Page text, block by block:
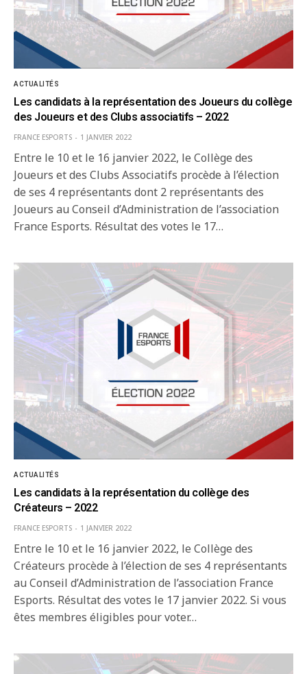
ACTUALITÉS
Les candidats à la représentation des Joueurs du collège
des Joueurs et des Clubs associatifs – 2022
FRANCE ESPORTS 1 JANVIER 2022
Entre le 10 et le 16 janvier 2022, le Collège des
Joueurs et des Clubs Associatifs procède à l’élection
de ses 4 représentants dont 2 représentants des
Joueurs au Conseil d’Administration de l’association
France Esports. Résultat des votes le 17…
ACTUALITÉS
Les candidats à la représentation du collège des
Créateurs – 2022
FRANCE ESPORTS 1 JANVIER 2022
Entre le 10 et le 16 janvier 2022, le Collège des
Créateurs procède à l’élection de ses 4 représentants
au Conseil d’Administration de l’association France
Esports. Résultat des votes le 17 janvier 2022. Si vous
êtes membres éligibles pour voter…